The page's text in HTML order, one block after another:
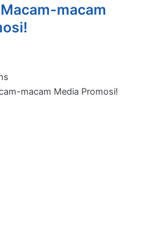
macam
macam Media Promosi!